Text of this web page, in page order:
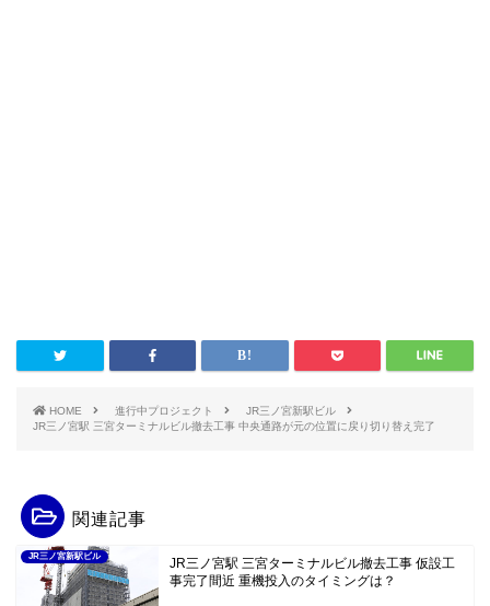
HOME 進行中プロジェクト
JR三ノ宮新駅ビル
JR三ノ宮駅 三宮ターミナルビル撤去工事 中央通路が元の位置に戻り切り替え完了
関連記事
JR三ノ宮新駅ビル
JR三ノ宮駅 三宮ターミナルビル撤去工事 仮設工
事完了間近 重機投入のタイミングは？